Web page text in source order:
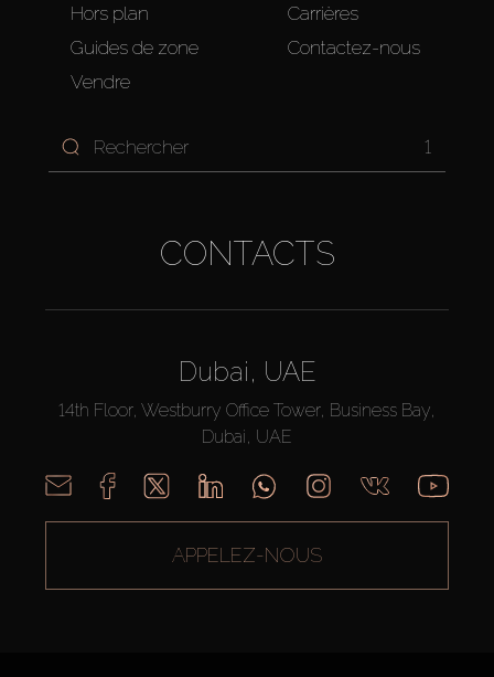
Hors plan
Guides de zone
Vendre
Carrières
Contactez-nous
1
CONTACTS
Dubai, UAE
14th Floor, Westburry Office Tower, Business Bay,
Dubai, UAE
APPELEZ-NOUS